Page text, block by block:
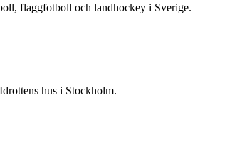
flaggfotboll och landhockey i Sverige.
hus i Stockholm.